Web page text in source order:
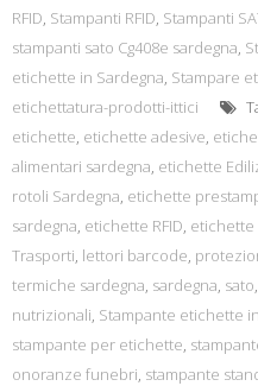
RFID, Stampanti RFID, Stampanti
stampanti sato Cg408e sardegna,
etichette in Sardegna, Stampare
etichettatura-prodotti-ittici
etichette, etichette adesive,
alimentari sardegna, etichette
rotoli Sardegna, etichette
sardegna, etichette RFID, etichette
Trasporti, lettori barcode,
termiche sardegna, sardegna, sato,
nutrizionali, Stampante etichette
stampante per etichette,
onoranze funebri, stampante